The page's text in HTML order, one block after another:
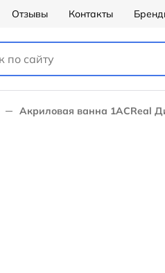
Отзывы Контакты
Акриловая ванна 1ACReal